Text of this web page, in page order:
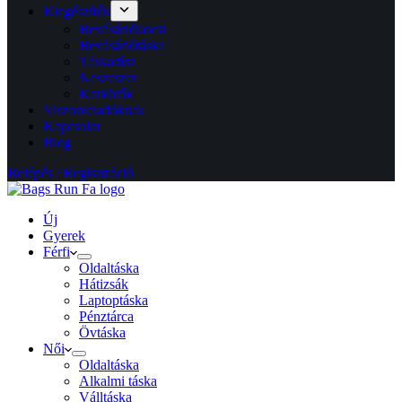
Kiegészítők
Bevásárlókocsi
Bevásárlótáska
Táskadísz
Neszeszer
Karkötők
Viszonteladóknak
Kapcsolat
Blog
Belépés / Regisztráció
Új
Gyerek
Férfi
Oldaltáska
Hátizsák
Laptoptáska
Pénztárca
Övtáska
Női
Oldaltáska
Alkalmi táska
Válltáska